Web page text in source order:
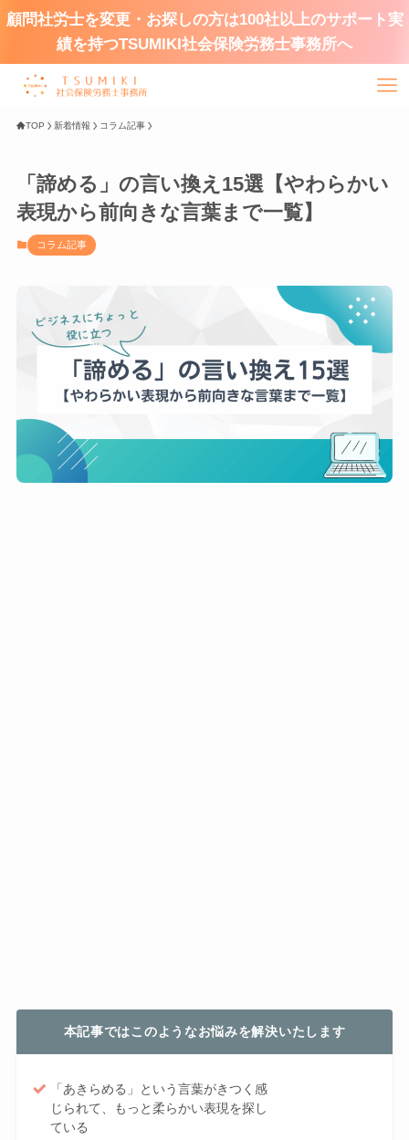
顧問社労士を変更・お探しの方は100社以上のサポート実
績を持つTSUMIKI社会保険労務士事務所へ
TOP 新着情報 コラム記事
「諦める」の言い換え15選【やわらかい
表現から前向きな言葉まで一覧】
コラム記事
本記事ではこのようなお悩みを解決いたします
「あきらめる」という言葉がきつく感
じられて、もっと柔らかい表現を探し
ている